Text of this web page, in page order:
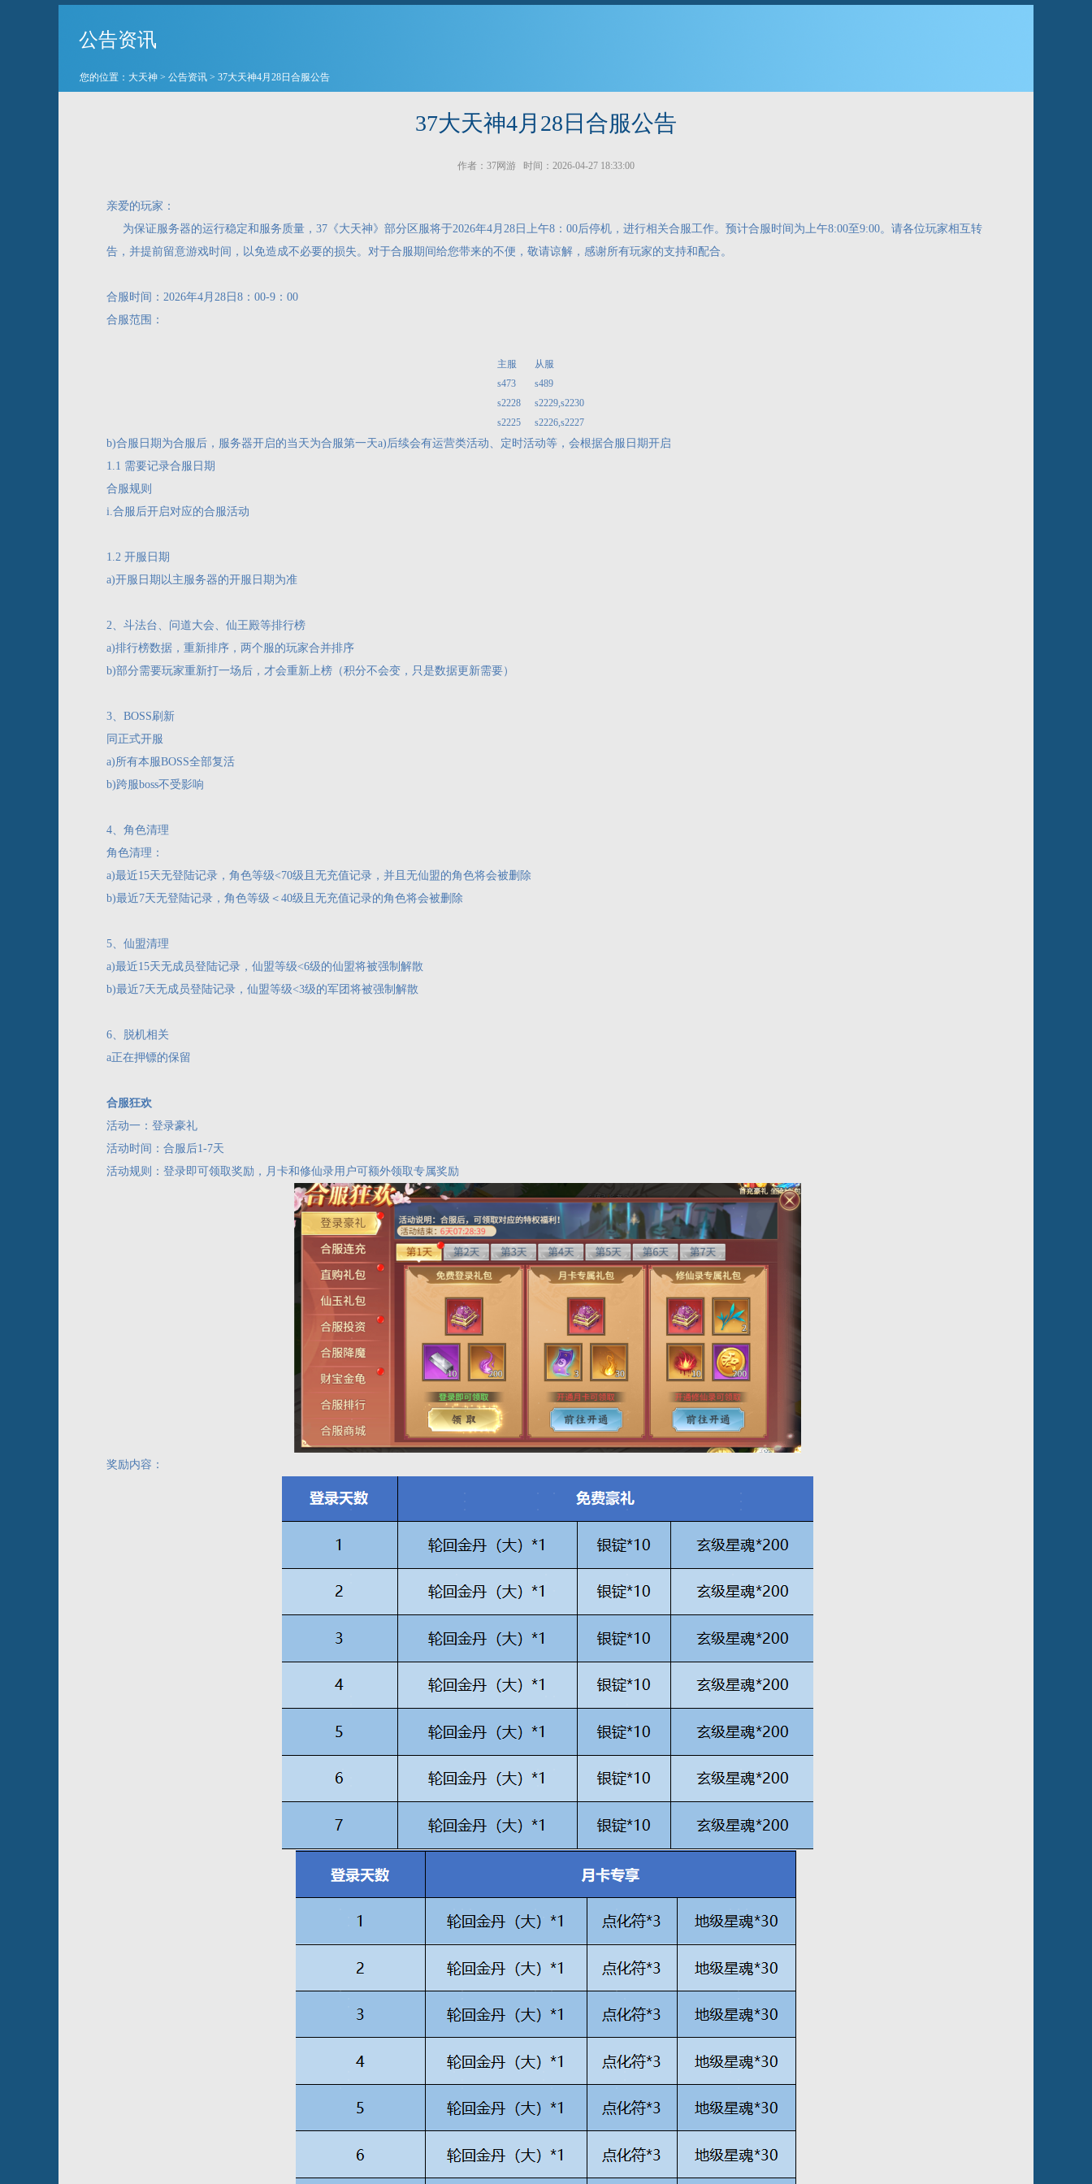
公告资讯
您的位置： 大天神 > 公告资讯 > 37大天神4月28日合服公告
37大天神4月28日合服公告
作者：37网游 时间：2026-04-27 18:33:00
亲爱的玩家：
为保证服务器的运行稳定和服务质量，37《大天神》部分区服将于2026年4月28日上午8：00后停机，进行相关合服工作。预计合服时间为上午8:00至9:00。请各位玩家相互转
告，并提前留意游戏时间，以免造成不必要的损失。对于合服期间给您带来的不便，敬请谅解，感谢所有玩家的支持和配合。
合服时间：2026年4月28日8：00-9：00
合服范围：
主服
从服
s473
s489
s2228
s2229,s2230
s2225
s2226,s2227
b)合服日期为合服后，服务器开启的当天为合服第一天a)后续会有运营类活动、定时活动等，会根据合服日期开启
1.1 需要记录合服日期
合服规则
i.合服后开启对应的合服活动
1.2 开服日期
a)开服日期以主服务器的开服日期为准
2、斗法台、问道大会、仙王殿等排行榜
a)排行榜数据，重新排序，两个服的玩家合并排序
b)部分需要玩家重新打一场后，才会重新上榜（积分不会变，只是数据更新需要）
3、BOSS刷新
同正式开服
a)所有本服BOSS全部复活
b)跨服boss不受影响
4、角色清理
角色清理：
a)最近15天无登陆记录，角色等级<70级且无充值记录，并且无仙盟的角色将会被删除
b)最近7天无登陆记录，角色等级＜40级且无充值记录的角色将会被删除
5、仙盟清理
a)最近15天无成员登陆记录，仙盟等级<6级的仙盟将被强制解散
b)最近7天无成员登陆记录，仙盟等级<3级的军团将被强制解散
6、脱机相关
a正在押镖的保留
合服狂欢
活动一：登录豪礼
活动时间：合服后1-7天
活动规则：登录即可领取奖励，月卡和修仙录用户可额外领取专属奖励
奖励内容：